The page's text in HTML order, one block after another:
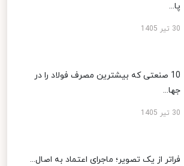
پا...
30 تیر 1405
10 صنعتی که بیشترین مصرف فولاد را در
جها...
30 تیر 1405
فراتر از یک تصویر؛ ماجرای اعتماد به اصال...